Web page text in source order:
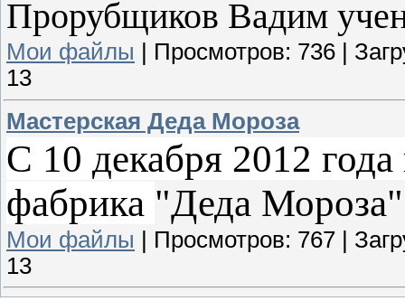
Прорубщиков Вадим
Мои файлы Просмотров: 736
13
Мастерская Деда Мороза
С 10 декабря 2012
фабрика "Деда Мороза"
Мои файлы Просмотров: 767
13